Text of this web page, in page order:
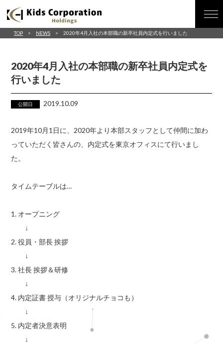
TOP NEWS 2020年4月入社の本部職の新卒社員内定式を行いました
2020年4月入社の本部職の新卒社員内定式を
行いました
公開日 2019.10.09
2019年10月1日に、2020年より本部スタッフとして仲間に加わ
っていただく皆さんの、内定式を東京オフィスにて行いまし
た。
タイムテーブルは…
1. オープニング
↓
2. 役員・部長 挨拶
↓
3. 社長 挨拶＆研修
↓
4. 内定証書 授与（オリジナルチョコも）
↓
5. 内定者決意表明
↓